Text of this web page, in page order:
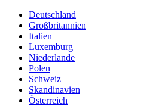
Deutschland
Großbritannien
Italien
Luxemburg
Niederlande
Polen
Schweiz
Skandinavien
Österreich